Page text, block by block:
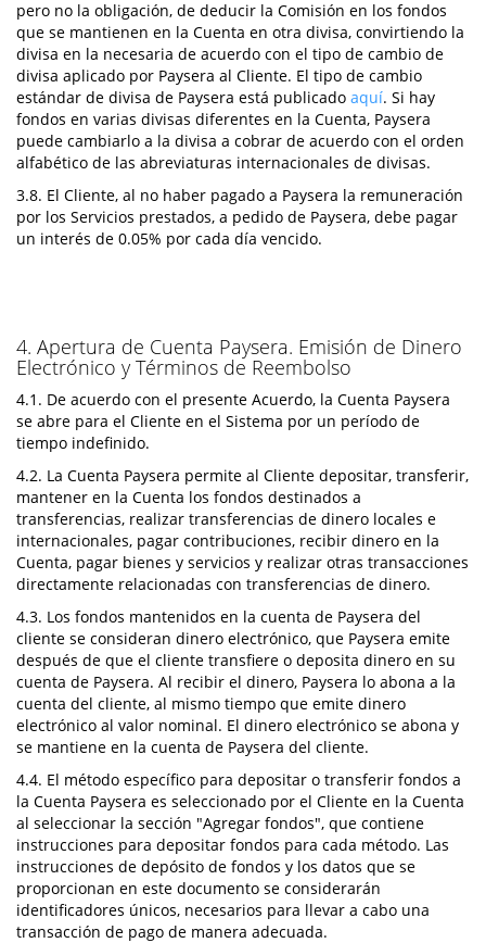
pero no la obligación, de deducir la Comisión en los fondos
que se mantienen en la Cuenta en otra divisa, convirtiendo la
divisa en la necesaria de acuerdo con el tipo de cambio de
divisa aplicado por Paysera al Cliente. El tipo de cambio
estándar de divisa de Paysera está publicado aquí. Si hay
fondos en varias divisas diferentes en la Cuenta, Paysera
puede cambiarlo a la divisa a cobrar de acuerdo con el orden
alfabético de las abreviaturas internacionales de divisas.
3.8. El Cliente, al no haber pagado a Paysera la remuneración
por los Servicios prestados, a pedido de Paysera, debe pagar
un interés de 0.05% por cada día vencido.
4. Apertura de Cuenta Paysera. Emisión de Dinero
Electrónico y Términos de Reembolso
4.1. De acuerdo con el presente Acuerdo, la Cuenta Paysera
se abre para el Cliente en el Sistema por un período de
tiempo indefinido.
4.2. La Cuenta Paysera permite al Cliente depositar, transferir,
mantener en la Cuenta los fondos destinados a
transferencias, realizar transferencias de dinero locales e
internacionales, pagar contribuciones, recibir dinero en la
Cuenta, pagar bienes y servicios y realizar otras transacciones
directamente relacionadas con transferencias de dinero.
4.3. Los fondos mantenidos en la cuenta de Paysera del
cliente se consideran dinero electrónico, que Paysera emite
después de que el cliente transfiere o deposita dinero en su
cuenta de Paysera. Al recibir el dinero, Paysera lo abona a la
cuenta del cliente, al mismo tiempo que emite dinero
electrónico al valor nominal. El dinero electrónico se abona y
se mantiene en la cuenta de Paysera del cliente.
4.4. El método específico para depositar o transferir fondos a
la Cuenta Paysera es seleccionado por el Cliente en la Cuenta
al seleccionar la sección "Agregar fondos", que contiene
instrucciones para depositar fondos para cada método. Las
instrucciones de depósito de fondos y los datos que se
proporcionan en este documento se considerarán
identificadores únicos, necesarios para llevar a cabo una
transacción de pago de manera adecuada.